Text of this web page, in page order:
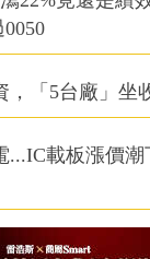
，「5台廠」坐
...IC載板漲價